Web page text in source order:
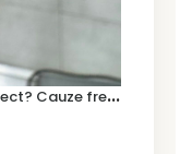
T
elefonul nu se mai încarcă corect? Cauze frecvente și soluții la service în Timișoara